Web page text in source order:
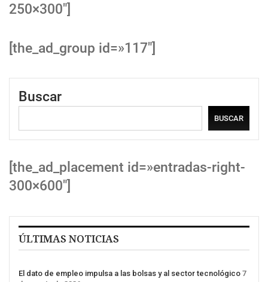
250×300″]
[the_ad_group id=»117″]
Buscar
BUSCAR
[the_ad_placement id=»entradas-right-
300×600″]
ÚLTIMAS NOTICIAS
El dato de empleo impulsa a las bolsas y al sector tecnológico 7